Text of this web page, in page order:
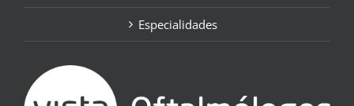
Especialidades